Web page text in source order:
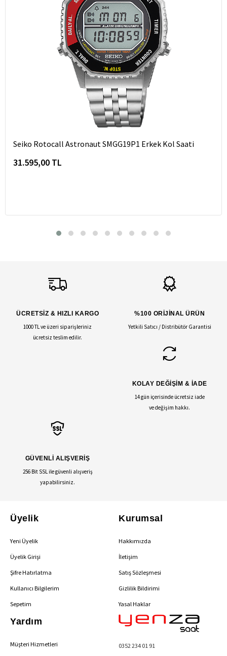
Seiko Rotocall Astronaut SMGG19P1 Erkek Kol Saati
31.595,00 TL
ÜCRETSİZ & HIZLI KARGO
1000 TL ve üzeri siparişleriniz
ücretsiz teslim edilir.
%100 ORİJİNAL ÜRÜN
Yetkili Satıcı / Distribütör Garantisi
KOLAY DEĞİŞİM & İADE
14 gün içerisinde ücretsiz iade
ve değişim hakkı.
GÜVENLİ ALIŞVERİŞ
256 Bit SSL ile güvenli alışveriş
yapabilirsiniz.
Üyelik
Yeni Üyelik
Üyelik Girişi
Şifre Hatırlatma
Kullanıcı Bilgilerim
Sepetim
Kurumsal
Hakkımızda
İletişim
Satış Sözleşmesi
Gizlilik Bildirimi
Yasal Haklar
Yardım
Müşteri Hizmetleri 0352 234 01 91